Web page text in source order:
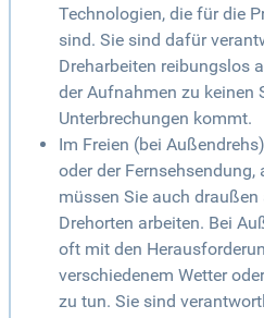
Technologien, die für die
sind. Sie sind dafür
Dreharbeiten reibungslos
der Aufnahmen zu keinen
Unterbrechungen kommt.
Im Freien (bei
oder der Fernsehsendung,
müssen Sie auch draußen
Drehorten arbeiten. Bei
oft mit den
verschiedenem Wetter
zu tun. Sie sind